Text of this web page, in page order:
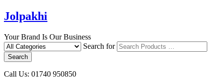
Jolpakhi
Your Brand Is Our Business
Search for
Search
Call Us: 01740 950850